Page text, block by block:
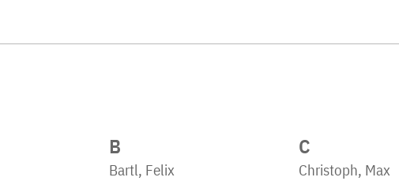
B
Bartl, Felix
C
Christoph, Max